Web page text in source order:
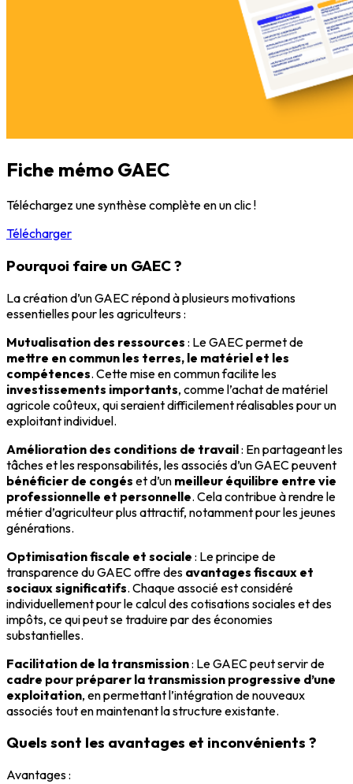
Fiche mémo GAEC
Téléchargez une synthèse complète en un clic !
Télécharger
Pourquoi faire un GAEC ?
La création d’un GAEC répond à plusieurs motivations
essentielles pour les agriculteurs :
Mutualisation des ressources : Le GAEC permet de
mettre en commun les terres, le matériel et les
compétences. Cette mise en commun facilite les
investissements importants, comme l’achat de matériel
agricole coûteux, qui seraient difficilement réalisables pour un
exploitant individuel.
Amélioration des conditions de travail: En partageant les
tâches et les responsabilités, les associés d’un GAEC peuvent
bénéficier de congés et d’un meilleur équilibre entre vie
professionnelle et personnelle. Cela contribue à rendre le
métier d’agriculteur plus attractif, notamment pour les jeunes
générations.
Optimisation fiscale et sociale : Le principe de
transparence du GAEC offre des avantages fiscaux et
sociaux significatifs. Chaque associé est considéré
individuellement pour le calcul des cotisations sociales et des
impôts, ce qui peut se traduire par des économies
substantielles.
Facilitation de la transmission: Le GAEC peut servir de
cadre pour préparer la transmission progressive d’une
exploitation, en permettant l’intégration de nouveaux
associés tout en maintenant la structure existante.
Quels sont les avantages et inconvénients ?
Avantages :